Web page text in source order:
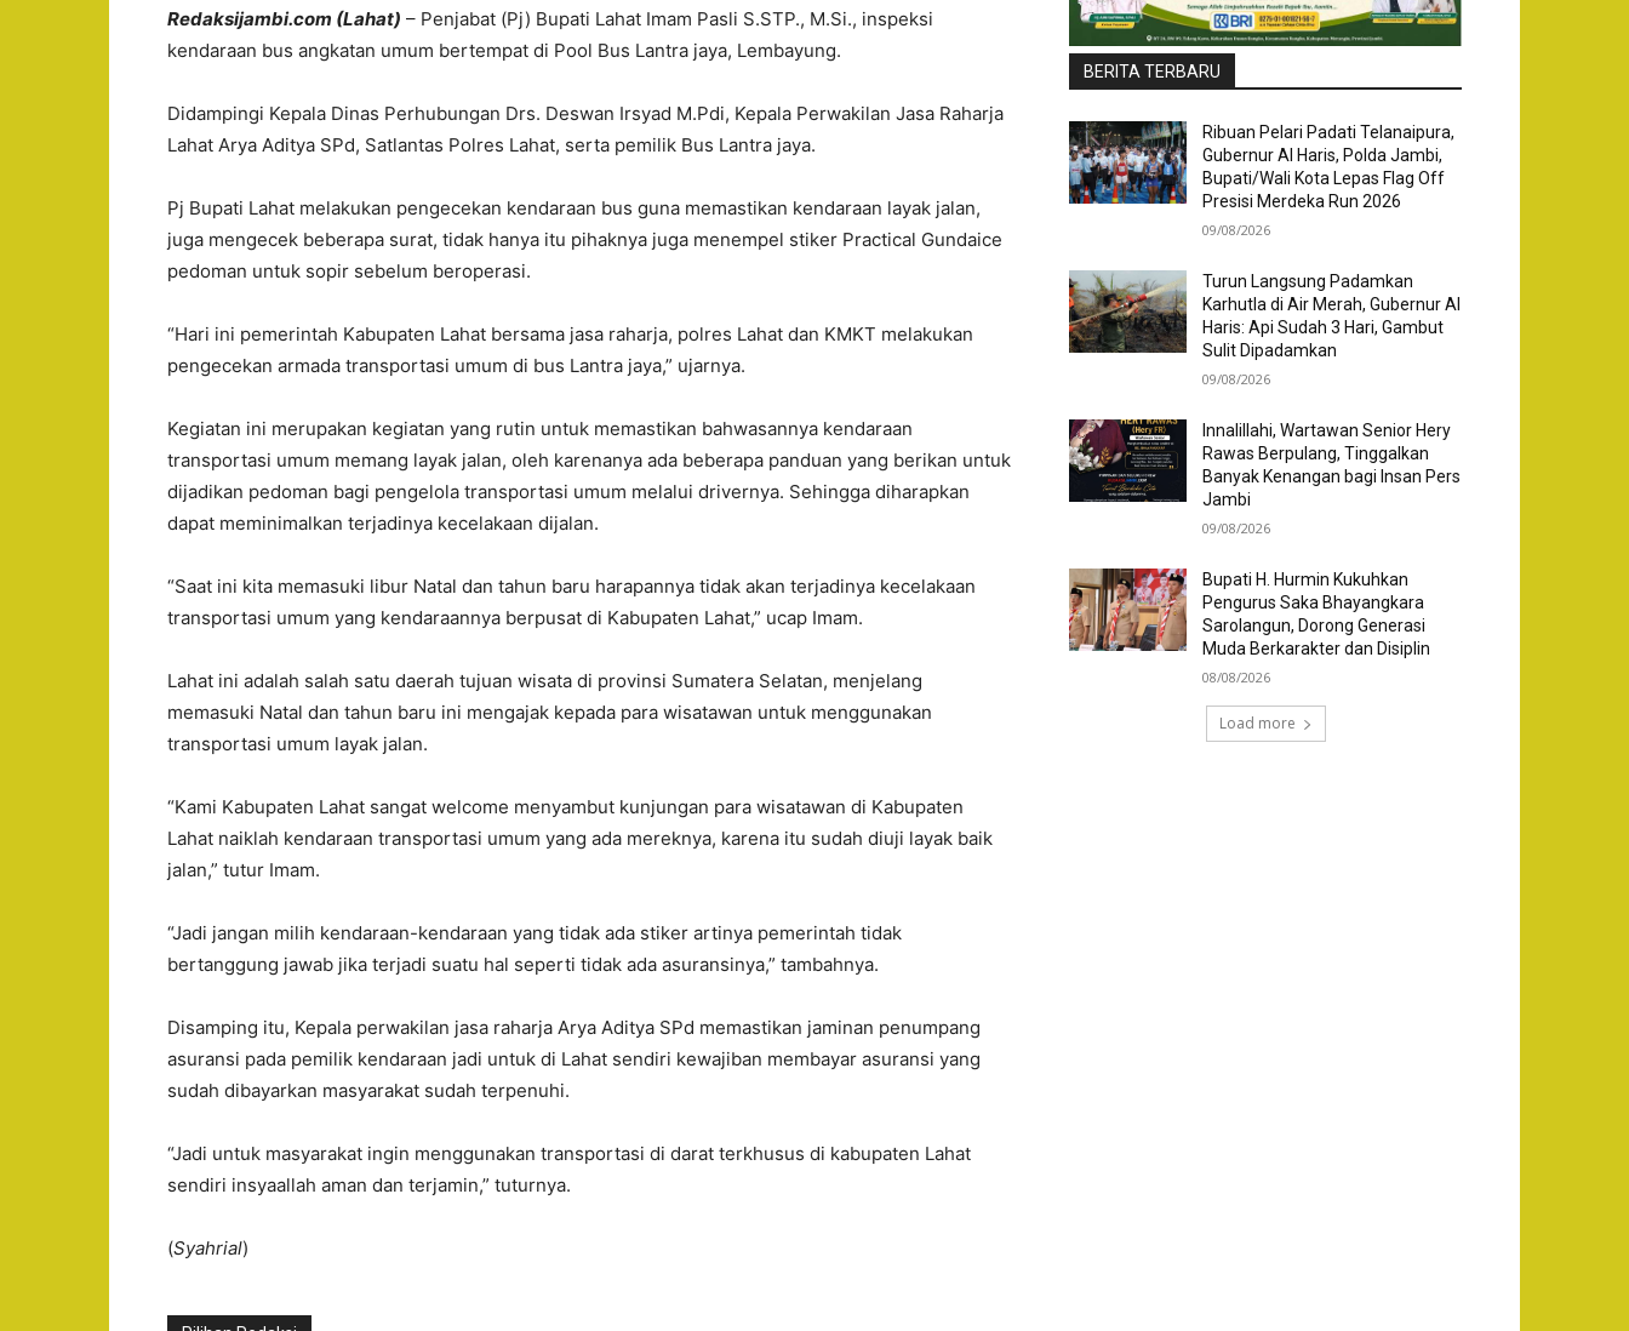
Redaksijambi.com (Lahat) – Penjabat (Pj) Bupati Lahat Imam Pasli S.STP., M.Si., inspeksi
kendaraan bus angkatan umum bertempat di Pool Bus Lantra jaya, Lembayung.
Didampingi Kepala Dinas Perhubungan Drs. Deswan Irsyad M.Pdi, Kepala Perwakilan Jasa Raharja
Lahat Arya Aditya SPd, Satlantas Polres Lahat, serta pemilik Bus Lantra jaya.
Pj Bupati Lahat melakukan pengecekan kendaraan bus guna memastikan kendaraan layak jalan,
juga mengecek beberapa surat, tidak hanya itu pihaknya juga menempel stiker Practical Gundaice
pedoman untuk sopir sebelum beroperasi.
“Hari ini pemerintah Kabupaten Lahat bersama jasa raharja, polres Lahat dan KMKT melakukan
pengecekan armada transportasi umum di bus Lantra jaya,” ujarnya.
Kegiatan ini merupakan kegiatan yang rutin untuk memastikan bahwasannya kendaraan
transportasi umum memang layak jalan, oleh karenanya ada beberapa panduan yang berikan untuk
dijadikan pedoman bagi pengelola transportasi umum melalui drivernya. Sehingga diharapkan
dapat meminimalkan terjadinya kecelakaan dijalan.
“Saat ini kita memasuki libur Natal dan tahun baru harapannya tidak akan terjadinya kecelakaan
transportasi umum yang kendaraannya berpusat di Kabupaten Lahat,” ucap Imam.
Lahat ini adalah salah satu daerah tujuan wisata di provinsi Sumatera Selatan, menjelang
memasuki Natal dan tahun baru ini mengajak kepada para wisatawan untuk menggunakan
transportasi umum layak jalan.
“Kami Kabupaten Lahat sangat welcome menyambut kunjungan para wisatawan di Kabupaten
Lahat naiklah kendaraan transportasi umum yang ada mereknya, karena itu sudah diuji layak baik
jalan,” tutur Imam.
“Jadi jangan milih kendaraan-kendaraan yang tidak ada stiker artinya pemerintah tidak
bertanggung jawab jika terjadi suatu hal seperti tidak ada asuransinya,” tambahnya.
Disamping itu, Kepala perwakilan jasa raharja Arya Aditya SPd memastikan jaminan penumpang
asuransi pada pemilik kendaraan jadi untuk di Lahat sendiri kewajiban membayar asuransi yang
sudah dibayarkan masyarakat sudah terpenuhi.
“Jadi untuk masyarakat ingin menggunakan transportasi di darat terkhusus di kabupaten Lahat
sendiri insyaallah aman dan terjamin,” tuturnya.
(Syahrial)
BERITA TERBARU
Ribuan Pelari Padati Telanaipura,
Gubernur Al Haris, Polda Jambi,
Bupati/Wali Kota Lepas Flag Off
Presisi Merdeka Run 2026
09/08/2026
Turun Langsung Padamkan
Karhutla di Air Merah, Gubernur Al
Haris: Api Sudah 3 Hari, Gambut
Sulit Dipadamkan
09/08/2026
Innalillahi, Wartawan Senior Hery
Rawas Berpulang, Tinggalkan
Banyak Kenangan bagi Insan Pers
Jambi
09/08/2026
Bupati H. Hurmin Kukuhkan
Pengurus Saka Bhayangkara
Sarolangun, Dorong Generasi
Muda Berkarakter dan Disiplin
08/08/2026
Load more